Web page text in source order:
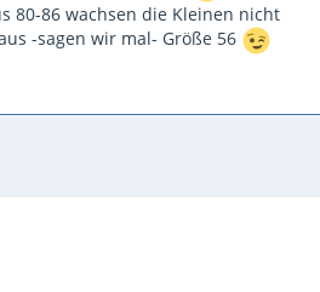
80-86 wachsen die Kleinen nicht
-sagen wir mal- Größe 56